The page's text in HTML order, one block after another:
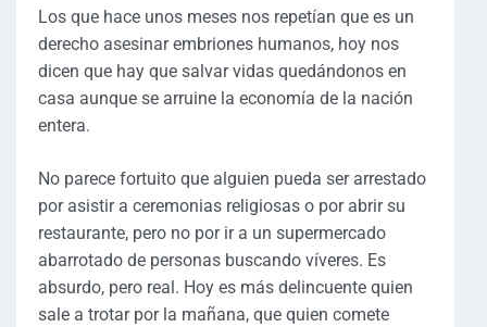
Los que hace unos meses nos repetían que es un
derecho asesinar embriones humanos, hoy nos
dicen que hay que salvar vidas quedándonos en
casa aunque se arruine la economía de la nación
entera.
No parece fortuito que alguien pueda ser arrestado
por asistir a ceremonias religiosas o por abrir su
restaurante, pero no por ir a un supermercado
abarrotado de personas buscando víveres. Es
absurdo, pero real. Hoy es más delincuente quien
sale a trotar por la mañana, que quien comete